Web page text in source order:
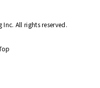
All rights reserved.